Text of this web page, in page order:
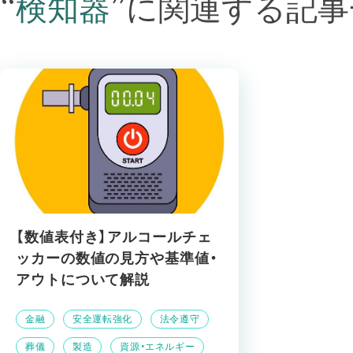
“検知器”に関連する記
【数値表付き】アルコールチェ
ッカーの数値の見方や基準値・
アウトについて解説
葬儀 製造 資源・エネルギー
金融 安全運転強化 法令遵守